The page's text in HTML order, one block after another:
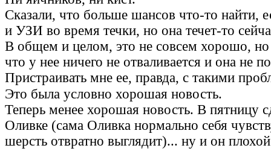
Сказали, что больше шансов что-то найти,
и УЗИ во время течки, но она течет-то
В общем и целом, это не совсем хорошо, но
что у нее ничего не отваливается и она не
Пристраивать мне ее, правда, с такими
Это была условно хорошая новость.
Теперь менее хорошая новость. В пятницу
Оливке (сама Оливка нормально себя
шерсть отвратно выглядит)... ну и он